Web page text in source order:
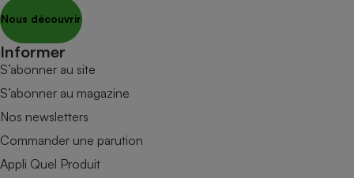
Nous découvrir
Informer
S’abonner au site
S’abonner au magazine
Nos newsletters
Commander une parution
Appli Quel Produit